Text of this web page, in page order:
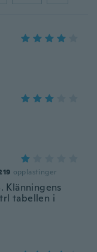
opplastinger
Klänningens
tabellen i